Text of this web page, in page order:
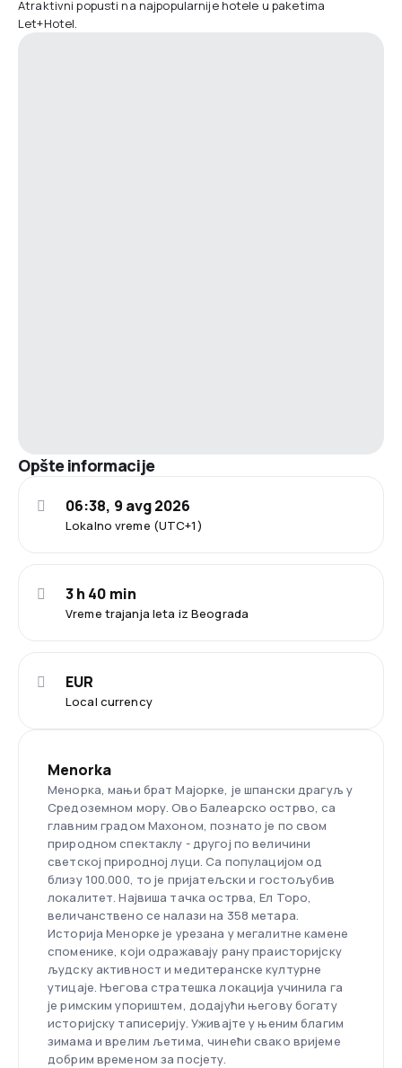
Atraktivni popusti na najpopularnije hotele u paketima
Let+Hotel.
Opšte informacije
Lokalno vreme (UTC+1)
06:38, 9 avg 2026
Vreme trajanja leta iz Beograda
3 h 40 min
Local currency
EUR
Menorka
Менорка, мањи брат Мајорке, је шпански драгуљ у
Средоземном мору. Ово Балеарско острво, са
главним градом Махоном, познато је по свом
природном спектаклу - другој по величини
светској природној луци. Са популацијом од
близу 100.000, то је пријатељски и гостољубив
локалитет. Највиша тачка острва, Ел Торо,
величанствено се налази на 358 метара.
Историја Менорке је урезана у мегалитне камене
споменике, који одражавају рану праисторијску
људску активност и медитеранске културне
утицаје. Његова стратешка локација учинила га
је римским упориштем, додајући његову богату
историјску таписерију. Уживајте у њеним благим
зимама и врелим љетима, чинећи свако вријеме
добрим временом за посјету.